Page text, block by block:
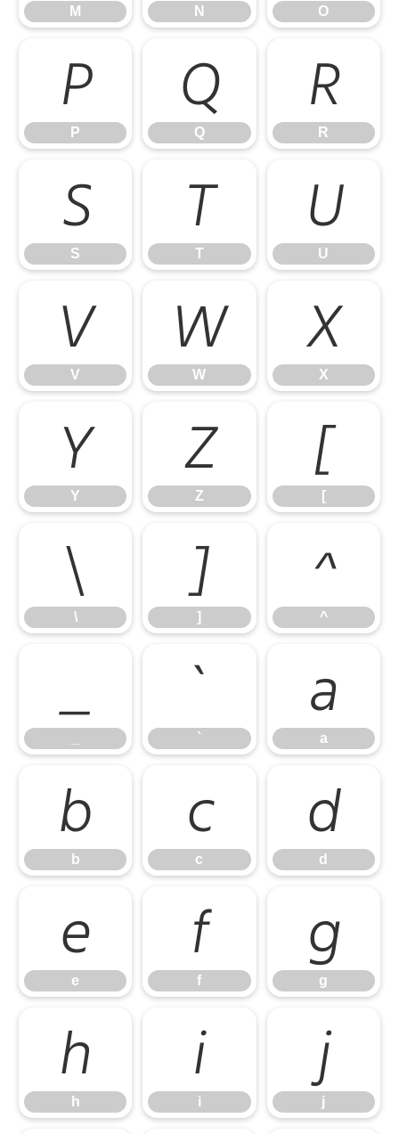
M N O
P
P
Q
Q
R
R
S
S
T
T
U
U
V
V
W
W
X
X
Y
Y
Z
Z
[
[
\
\
]
]
^
^
`
`
a
a
b
b
c
c
d
d
e
e
f
f
g
g
h
h
i
i
j
j